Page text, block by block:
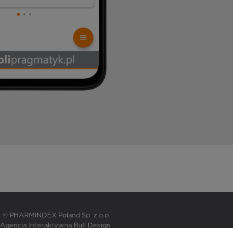
© PHARMINDEX Poland Sp. z o.o.
Agencja Interaktywna Bull Design